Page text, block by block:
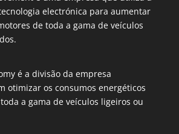
electrónica para aumentar
de toda a gama de veículos
é a divisão da empresa
otimizar os consumos energéticos
a gama de veículos ligeiros ou